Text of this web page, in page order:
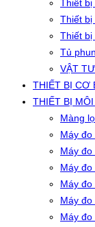
Thiết
Thiết bị
Thiết bị
Tủ
VẬT
THIẾT BỊ CƠ
THIẾT BỊ
Màng
Máy đo
Máy đo
Máy đo
Máy đo
Máy
Máy đo